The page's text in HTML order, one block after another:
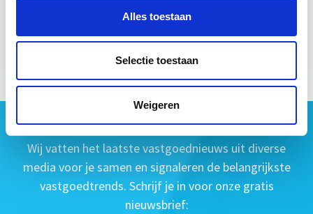
Alles toestaan
Selectie toestaan
Weigeren
Meer informatie
Geen vastgoednieuws missen?
Wij vatten het laatste vastgoednieuws uit diverse
media voor je samen en signaleren de belangrijkste
vastgoedtrends. Schrijf je in voor onze gratis
nieuwsbrief: